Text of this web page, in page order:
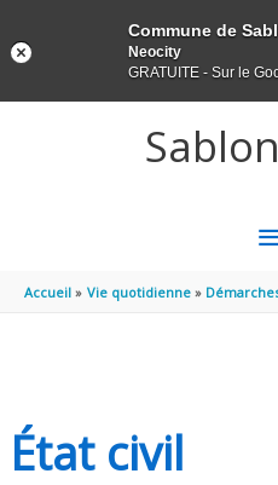
Accueil Vie quotidienne
État civil
Commune de
Neocity
GRATUITE - Sur le